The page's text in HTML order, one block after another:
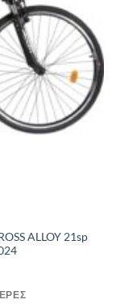
ALLOY 21sp